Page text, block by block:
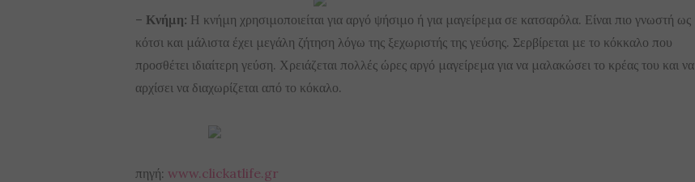
– Κνήμη: Η κνήμη χρησιμοποιείται για αργό ψήσιμο ή για μαγείρεμα σε κατσαρόλα. Είναι πιο γνωστή ως
κότσι και μάλιστα έχει μεγάλη ζήτηση λόγω της ξεχωριστής της γεύσης. Σερβίρεται με το κόκκαλο που
προσθέτει ιδιαίτερη γεύση. Χρειάζεται πολλές ώρες αργό μαγείρεμα για να μαλακώσει το κρέας του και να
αρχίσει να διαχωρίζεται από το κόκαλο.
πηγή: www.clickatlife.gr